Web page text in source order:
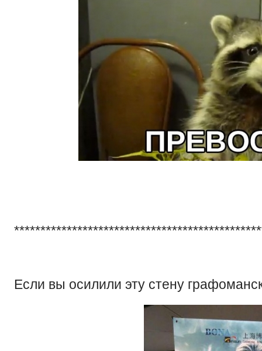
Если вы осилили эту стену